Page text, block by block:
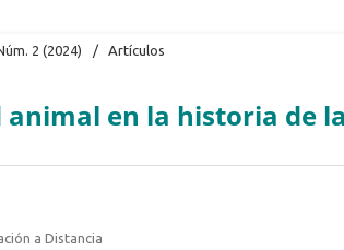
2 (2024) / Artículos
animal en la historia de
a Distancia